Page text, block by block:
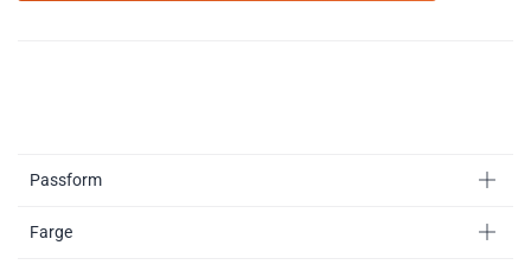
Passform
Farge